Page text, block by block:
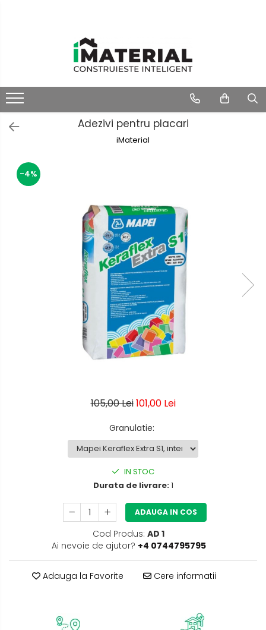
Adezivi pentru placari
iMaterial
-4%
105,00 Lei101,00 Lei
Granulatie:
IN STOC
Durata de livrare:1
ADAUGA IN COS
Cod Produs: AD 1
Ai nevoie de ajutor? +4 0744795795
Adauga la Favorite Cere informatii